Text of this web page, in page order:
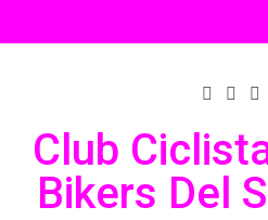
Club
Bikers Del